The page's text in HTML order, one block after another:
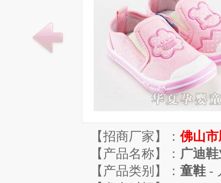
【招商厂家】：佛山
【产品名称】： 广迪
【产品类别】： 童鞋 -